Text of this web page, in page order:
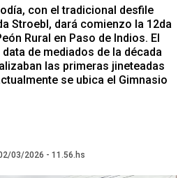
con el tradicional desfile
Stroebl, dará comienzo la 12da
Rural en Paso de Indios. El
de mediados de la década
las primeras jineteadas
se ubica el Gimnasio
03/2026 - 11.56.hs